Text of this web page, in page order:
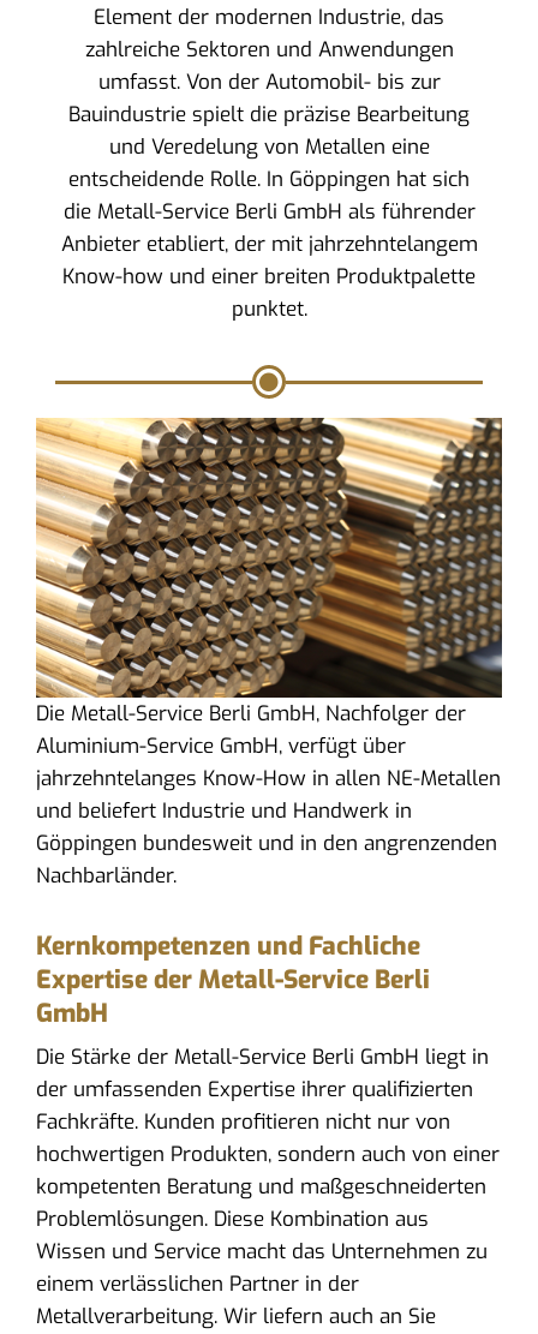
Element der modernen Industrie, das
zahlreiche Sektoren und Anwendungen
umfasst. Von der Automobil- bis zur
Bauindustrie spielt die präzise Bearbeitung
und Veredelung von Metallen eine
entscheidende Rolle. In Göppingen hat sich
die Metall-Service Berli GmbH als führender
Anbieter etabliert, der mit jahrzehntelangem
Know-how und einer breiten Produktpalette
punktet.
Die Metall-Service Berli GmbH, Nachfolger der
Aluminium-Service GmbH, verfügt über
jahrzehntelanges Know-How in allen NE-Metallen
und beliefert Industrie und Handwerk in
Göppingen bundesweit und in den angrenzenden
Nachbarländer.
Kernkompetenzen und Fachliche
Expertise der Metall-Service Berli
GmbH
Die Stärke der Metall-Service Berli GmbH liegt in
der umfassenden Expertise ihrer qualifizierten
Fachkräfte. Kunden profitieren nicht nur von
hochwertigen Produkten, sondern auch von einer
kompetenten Beratung und maßgeschneiderten
Problemlösungen. Diese Kombination aus
Wissen und Service macht das Unternehmen zu
einem verlässlichen Partner in der
Metallverarbeitung. Wir liefern auch an Sie